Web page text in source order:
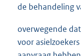
de behandeling
overwegende
voor